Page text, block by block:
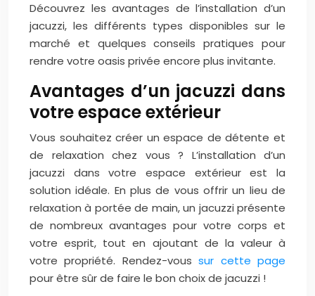
Découvrez les avantages de l’installation d’un
jacuzzi, les différents types disponibles sur le
marché et quelques conseils pratiques pour
rendre votre oasis privée encore plus invitante.
Avantages d’un jacuzzi dans
votre espace extérieur
Vous souhaitez créer un espace de détente et
de relaxation chez vous ? L’installation d’un
jacuzzi dans votre espace extérieur est la
solution idéale. En plus de vous offrir un lieu de
relaxation à portée de main, un jacuzzi présente
de nombreux avantages pour votre corps et
votre esprit, tout en ajoutant de la valeur à
votre propriété. Rendez-voussur cette page
pour être sûr de faire le bon choix de jacuzzi !